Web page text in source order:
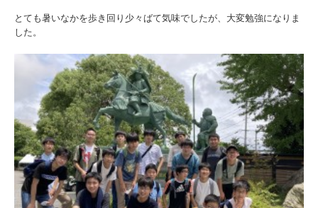
とても暑いなかを歩き回り少々ばて気味でしたが、大変勉強になりま
した。